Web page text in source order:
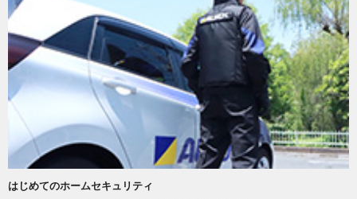
はじめてのホームセキュリティ